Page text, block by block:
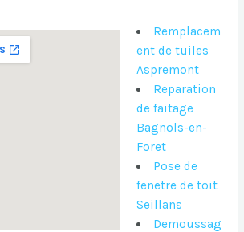
Remplacem
ent de tuiles
Aspremont
Reparation
de faitage
Bagnols-en-
Foret
Pose de
fenetre de toit
Seillans
Demoussag